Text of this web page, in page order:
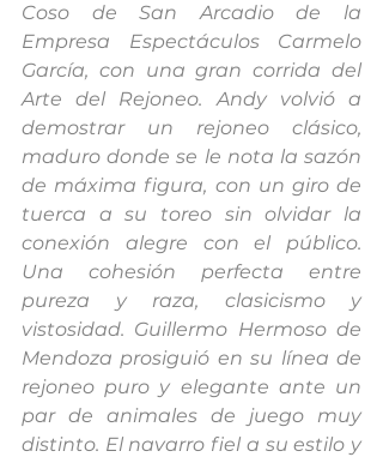
Coso de San Arcadio de la
Empresa Espectáculos Carmelo
García, con una gran corrida del
Arte del Rejoneo. Andy volvió a
demostrar un rejoneo clásico,
maduro donde se le nota la sazón
de máxima figura, con un giro de
tuerca a su toreo sin olvidar la
conexión alegre con el público.
Una cohesión perfecta entre
pureza y raza, clasicismo y
vistosidad. Guillermo Hermoso de
Mendoza prosiguió en su línea de
rejoneo puro y elegante ante un
par de animales de juego muy
distinto. El navarro fiel a su estilo y